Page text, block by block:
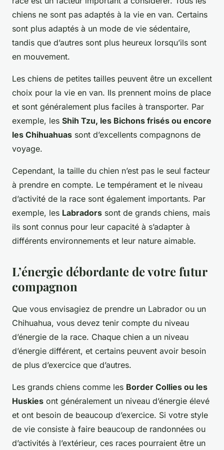
chiens ne sont pas adaptés à la vie en van. Certains
sont plus adaptés à un mode de vie sédentaire,
tandis que d’autres sont plus heureux lorsqu’ils sont
en mouvement.
Les chiens de petites tailles peuvent être un excellent
choix pour la vie en van. Ils prennent moins de place
et sont généralement plus faciles à transporter. Par
exemple, les Shih Tzu, les Bichons frisés ou encore
les Chihuahuas sont d’excellents compagnons de
voyage.
Cependant, la taille du chien n’est pas le seul facteur
à prendre en compte. Le tempérament et le niveau
d’activité de la race sont également importants. Par
exemple, les Labradors sont de grands chiens, mais
ils sont connus pour leur capacité à s’adapter à
différents environnements et leur nature aimable.
L’énergie débordante de votre futur
compagnon
Que vous envisagiez de prendre un Labrador ou un
Chihuahua, vous devez tenir compte du niveau
d’énergie de la race. Chaque chien a un niveau
d’énergie différent, et certains peuvent avoir besoin
de plus d’exercice que d’autres.
Les grands chiens comme les Border Collies ou les
Huskies ont généralement un niveau d’énergie élevé
et ont besoin de beaucoup d’exercice. Si votre style
de vie consiste à faire beaucoup de randonnées ou
d’activités à l’extérieur, ces races pourraient être un